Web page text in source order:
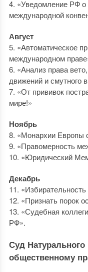
4. «Уведомление РФ
международной
Август
5. «Автоматическое
международном
6. «Анализ права
движений и смутного
7. «От прививок
мире!»
Ноябрь
8. «Монархии Европы
9. «Правомерность
10. «Юридический
Декабрь
11.
12. «Признать порок
13. «Судебная
РФ».
Суд
общественному